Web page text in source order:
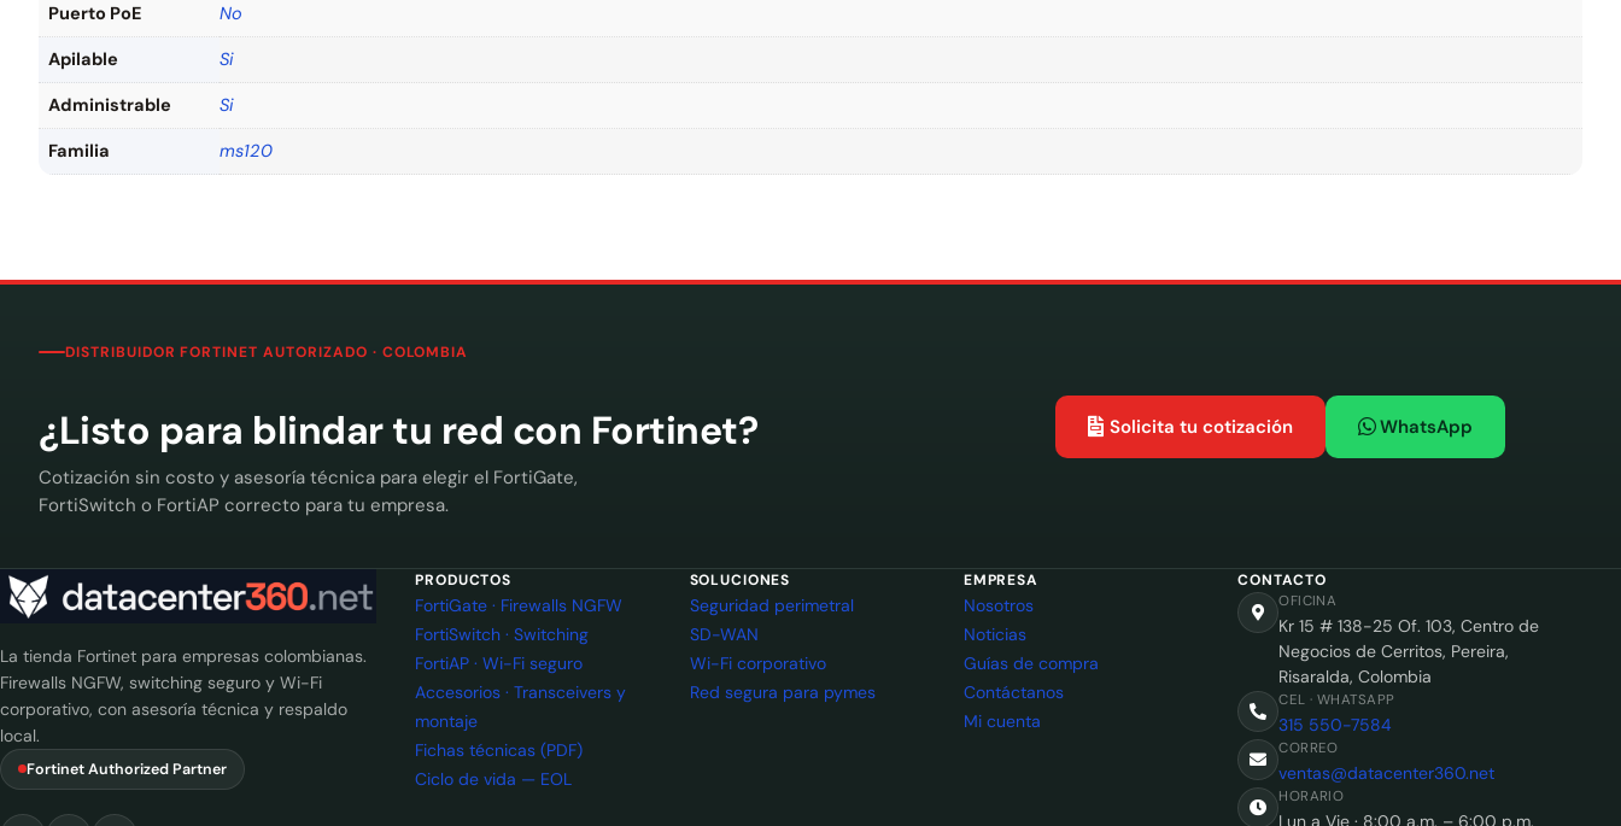
Puerto PoE No
Apilable Si
Administrable Si
Familia ms120
DISTRIBUIDOR FORTINET AUTORIZADO · COLOMBIA
¿Listo para blindar tu red con Fortinet?
Cotización sin costo y asesoría técnica para elegir el FortiGate,
FortiSwitch o FortiAP correcto para tu empresa.
Solicita tu cotización WhatsApp
La tienda Fortinet para empresas colombianas.
Firewalls NGFW, switching seguro y Wi-Fi
corporativo, con asesoría técnica y respaldo
local.
Fortinet Authorized Partner
PRODUCTOS
FortiGate · Firewalls NGFW
FortiSwitch · Switching
FortiAP · Wi-Fi seguro
Accesorios · Transceivers y
montaje
Fichas técnicas (PDF)
Ciclo de vida — EOL
SOLUCIONES
Seguridad perimetral
SD-WAN
Wi-Fi corporativo
Red segura para pymes
EMPRESA
Nosotros
Noticias
Guías de compra
Contáctanos
Mi cuenta
CONTACTO
OFICINA
Kr 15 # 138-25 Of. 103, Centro de
Negocios de Cerritos, Pereira,
Risaralda, Colombia
CEL · WHATSAPP
315 550-7584
CORREO
ventas@datacenter360.net
HORARIO
Lun a Vie · 8:00 a.m. – 6:00 p.m.